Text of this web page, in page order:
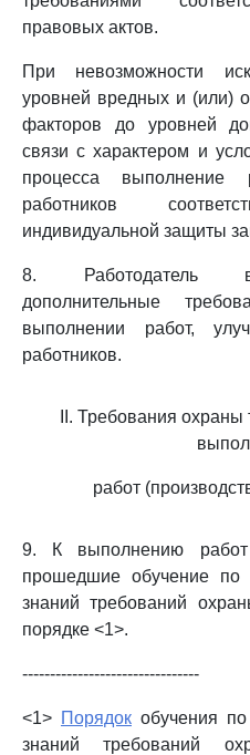
правовых актов.
При невозможности
уровней вредных и (или)
факторов до уровней
связи с характером и
процесса выполнение
работников
индивидуальной защиты
8. Работодатель
дополнительные
выполнении работ,
работников.
II. Требования охраны
работ
9. К выполнению работ
прошедшие обучение по
знаний требований
порядке <1>.
--------------------------------
<1> Порядок обучения
знаний требований